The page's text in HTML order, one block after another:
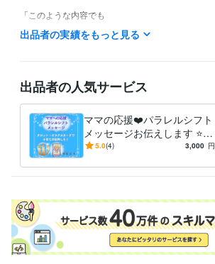
「このような内容でも
鑑定してもらえるのかなぁ？」など
お気軽に
ホーム画面の「メッセージ」
のところから
お問い合わせください。
こちらから
返信させていただきまして
させていただきます❤️
ご納得いただけましたら
サービスのご購入のお手続きを
お願いいたします(*^^*)
出品者の実績をもっと見る
出品者の人気サービス
ママの応援❤️パラレルシフト
メッセージお伝えします ⭐️タ
ロット・オラクルカード⭐️子
5.0(4) 3,000 円